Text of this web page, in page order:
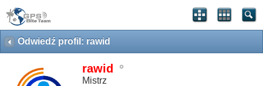
Odwiedź profil: rawid
rawid
Mistrz